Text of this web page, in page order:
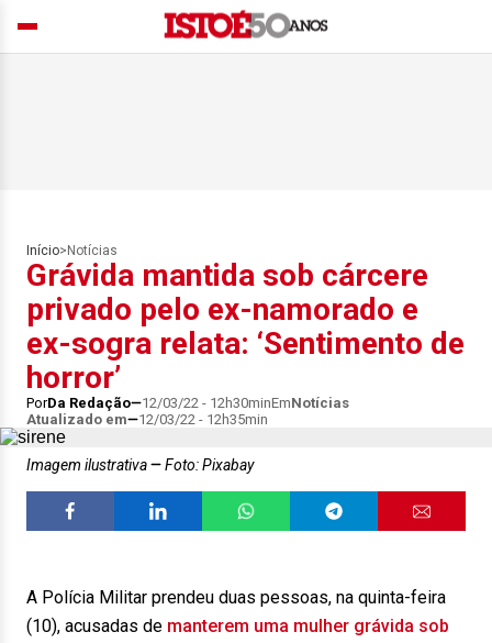
Início> Notícias
Grávida mantida sob cárcere
privado pelo ex-namorado e
ex-sogra relata: ‘Sentimento de
horror’
PorDa Redação 12/03/22 - 12h30minEmNotícias
Atualizado em
12/03/22 - 12h35min
Imagem ilustrativa Foto: Pixabay
A Polícia Militar prendeu duas pessoas, na quinta-feira
(10), acusadas de manterem uma mulher grávida sob